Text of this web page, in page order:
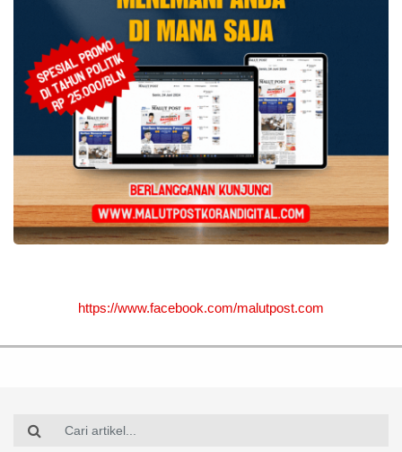
https://www.facebook.com/malutpost.com